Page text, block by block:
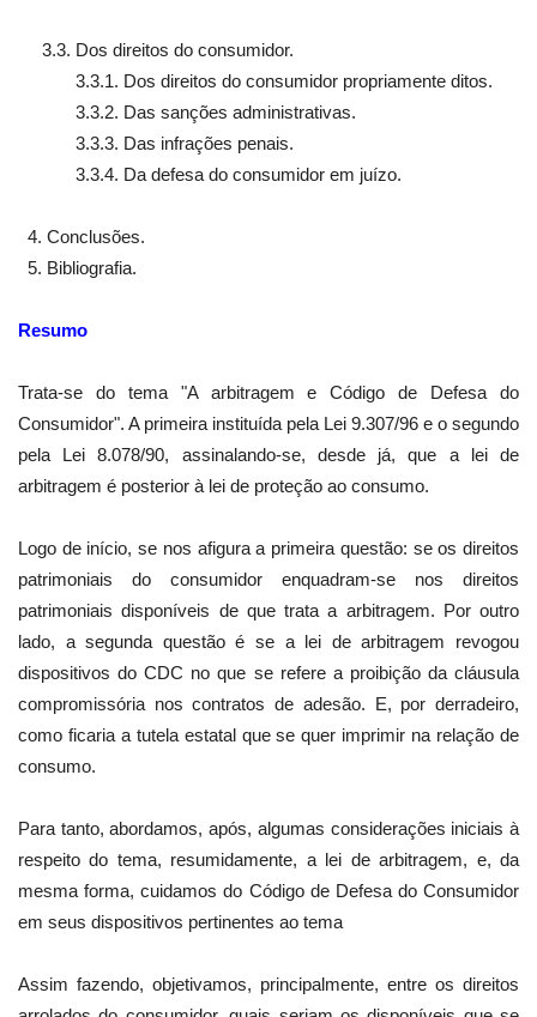
3.3. Dos direitos do consumidor.
3.3.1. Dos direitos do consumidor propriamente ditos.
3.3.2. Das sanções administrativas.
3.3.3. Das infrações penais.
3.3.4. Da defesa do consumidor em juízo.
4. Conclusões.
5. Bibliografia.
Resumo
Trata-se do tema "A arbitragem e Código de Defesa do
Consumidor". A primeira instituída pela Lei 9.307/96 e o segundo
pela Lei 8.078/90, assinalando-se, desde já, que a lei de
arbitragem é posterior à lei de proteção ao consumo.
Logo de início, se nos afigura a primeira questão: se os direitos
patrimoniais do consumidor enquadram-se nos direitos
patrimoniais disponíveis de que trata a arbitragem. Por outro
lado, a segunda questão é se a lei de arbitragem revogou
dispositivos do CDC no que se refere a proibição da cláusula
compromissória nos contratos de adesão. E, por derradeiro,
como ficaria a tutela estatal que se quer imprimir na relação de
consumo.
Para tanto, abordamos, após, algumas considerações iniciais à
respeito do tema, resumidamente, a lei de arbitragem, e, da
mesma forma, cuidamos do Código de Defesa do Consumidor
em seus dispositivos pertinentes ao tema
Assim fazendo, objetivamos, principalmente, entre os direitos